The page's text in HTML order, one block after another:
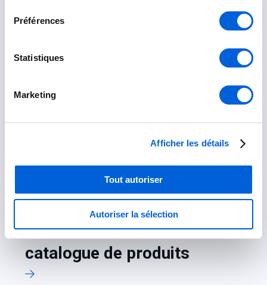
Préférences
Statistiques
Marketing
Afficher les détails
Tout autoriser
Autoriser la sélection
Guide d'achat
catalogue de produits